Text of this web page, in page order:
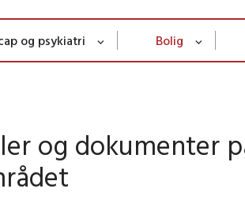
og psykiatri Bolig
og dokumenter